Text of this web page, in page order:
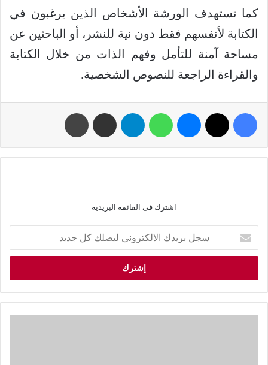
كما تستهدف الورشة الأشخاص الذين يرغبون في
الكتابة لأنفسهم فقط دون نية للنشر، أو الباحثين عن
مساحة آمنة للتأمل وفهم الذات من خلال الكتابة
والقراءة الراجعة للنصوص الشخصية.
اشترك فى القائمة البريدية